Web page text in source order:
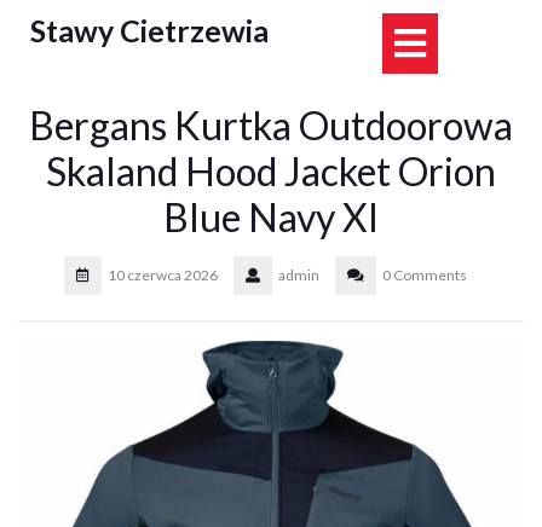
Stawy Cietrzewia
Bergans Kurtka Outdoorowa
Skaland Hood Jacket Orion
Blue Navy Xl
10 czerwca 2026 admin 0 Comments